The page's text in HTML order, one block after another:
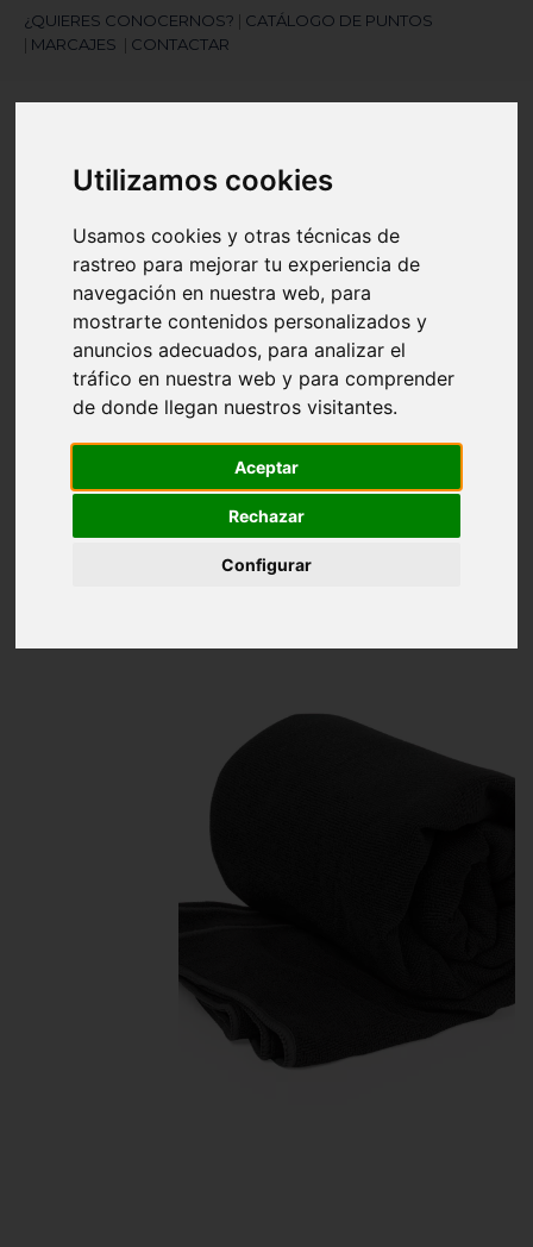
Utilizamos cookies
Usamos cookies y otras técnicas de
rastreo para mejorar tu experiencia de
navegación en nuestra web, para
mostrarte contenidos personalizados y
anuncios adecuados, para analizar el
tráfico en nuestra web y para comprender
de donde llegan nuestros visitantes.
Aceptar
Rechazar
Configurar
¿QUIERES CONOCERNOS? | CATÁLOGO DE PUNTOS
| MARCAJES | CONTACTAR
¿Necesitas ayuda?
945 121 003
Navegación
search
Inicio Toalla Absorbente Microfibra 310 g/ m2